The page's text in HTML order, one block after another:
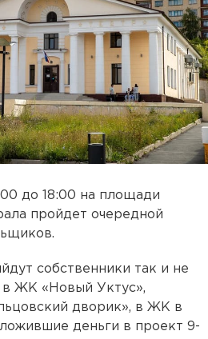
до 18:00 на площади
пройдет очередной
собственники так и не
в ЖК «Новый Уктус»,
дворик», в ЖК в
деньги в проект 9-